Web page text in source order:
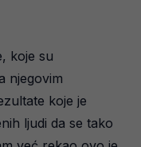
koje su
njegovim
koje je
ljudi da se tako